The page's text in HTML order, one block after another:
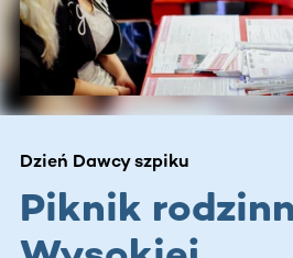
Dzień Dawcy szpiku
Piknik